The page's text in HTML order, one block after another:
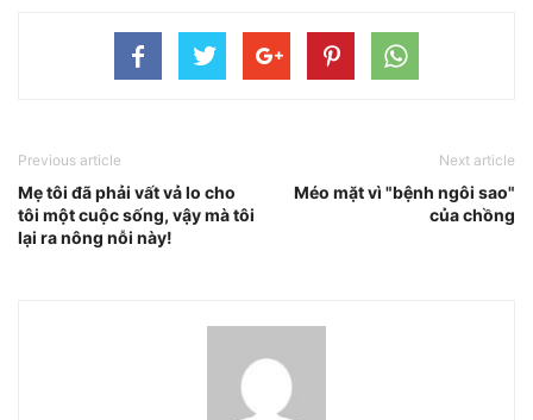
Previous article
Mẹ tôi đã phải vất vả lo cho
tôi một cuộc sống, vậy mà tôi
lại ra nông nỗi này!
Next article
Méo mặt vì "bệnh ngôi sao"
của chồng